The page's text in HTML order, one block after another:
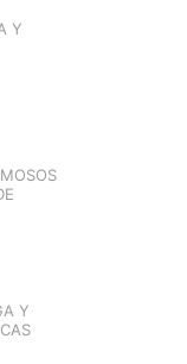
Y
Y